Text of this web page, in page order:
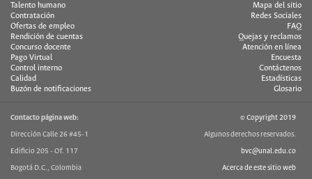
Talento humano
Contratación
Ofertas de empleo
Rendición de cuentas
Concurso docente
Pago Virtual
Control interno
Calidad
Buzón de notificaciones
Mapa del sitio
Redes Sociales
FAQ
Quejas y reclamos
Atención en línea
Encuesta
Contáctenos
Estadísticas
Glosario
Contacto página web:
Dirección Calle 26 #45-1
Edificio 205 - Of. 117
Bogotá D.C., Colombia
© Copyright 2019
Algunos derechos reservados.
bvc@unal.edu.co
Acerca de este sitio web